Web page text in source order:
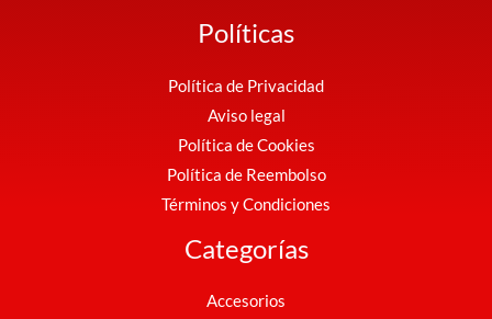
Políticas
Política de Privacidad
Aviso legal
Política de Cookies
Política de Reembolso
Términos y Condiciones
Categorías
Accesorios